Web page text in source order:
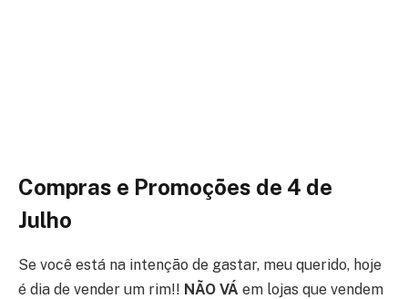
Compras e Promoções de 4 de
Julho
Se você está na intenção de gastar, meu querido, hoje
é dia de vender um rim!! NÃO VÁ em lojas que vendem